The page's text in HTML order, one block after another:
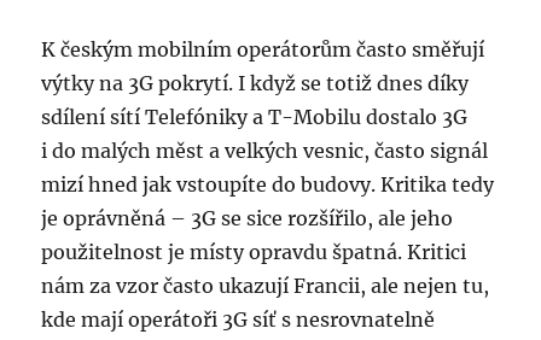
K českým mobilním operátorům často směřují
výtky na 3G pokrytí. I když se totiž dnes díky
sdílení sítí Telefóniky a T-Mobilu dostalo 3G
i do malých měst a velkých vesnic, často signál
mizí hned jak vstoupíte do budovy. Kritika tedy
je oprávněná – 3G se sice rozšířilo, ale jeho
použitelnost je místy opravdu špatná. Kritici
nám za vzor často ukazují Francii, ale nejen tu,
kde mají operátoři 3G síť s nesrovnatelně